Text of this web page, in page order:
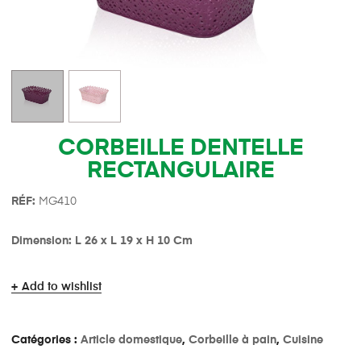
CORBEILLE DENTELLE
RECTANGULAIRE
R É F: MG410
Dimension: L 26 x L 19 x H 10 Cm
Add to wishlist
Catégories : Article domestique, Corbeille à pain, Cuisine